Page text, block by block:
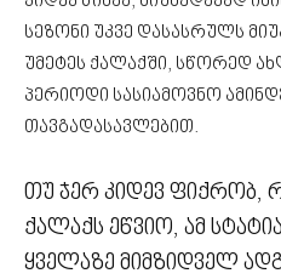
სეზონი უკვე დასასრულს
უმეტეს ქალაქში, სწორედ
პერიოდი სასიამოვნო
თავგადასავლებით.
თუ ჯერ კიდევ ფიქრობ,
ქალაქს ეწვიო, ამ
ყველაზე მიმზიდველ